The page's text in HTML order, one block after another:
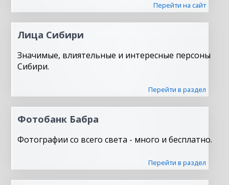
Перейти на сайт
Лица Сибири
Значимые, влиятельные и интересные персоны
Сибири.
Перейти в раздел
Фотобанк Бабра
Фотографии со всего света - много и бесплатно.
Перейти в раздел